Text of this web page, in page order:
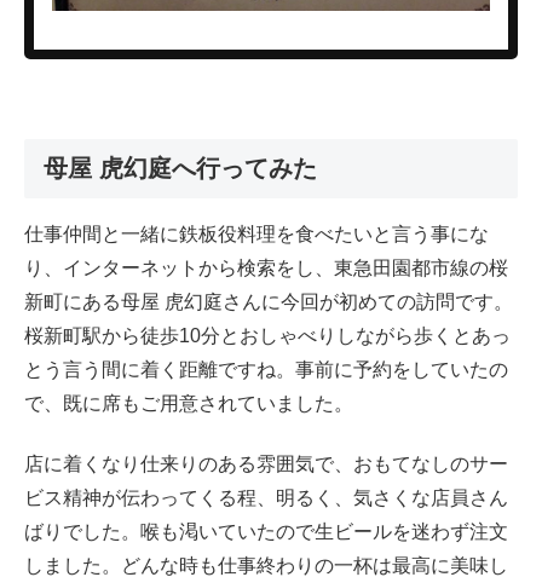
母屋 虎幻庭へ行ってみた
仕事仲間と一緒に鉄板役料理を食べたいと言う事にな
り、インターネットから検索をし、東急田園都市線の桜
新町にある母屋 虎幻庭さんに今回が初めての訪問です。
桜新町駅から徒歩10分とおしゃべりしながら歩くとあっ
とう言う間に着く距離ですね。事前に予約をしていたの
で、既に席もご用意されていました。
店に着くなり仕来りのある雰囲気で、おもてなしのサー
ビス精神が伝わってくる程、明るく、気さくな店員さん
ばりでした。喉も渇いていたので生ビールを迷わず注文
しました。どんな時も仕事終わりの一杯は最高に美味し